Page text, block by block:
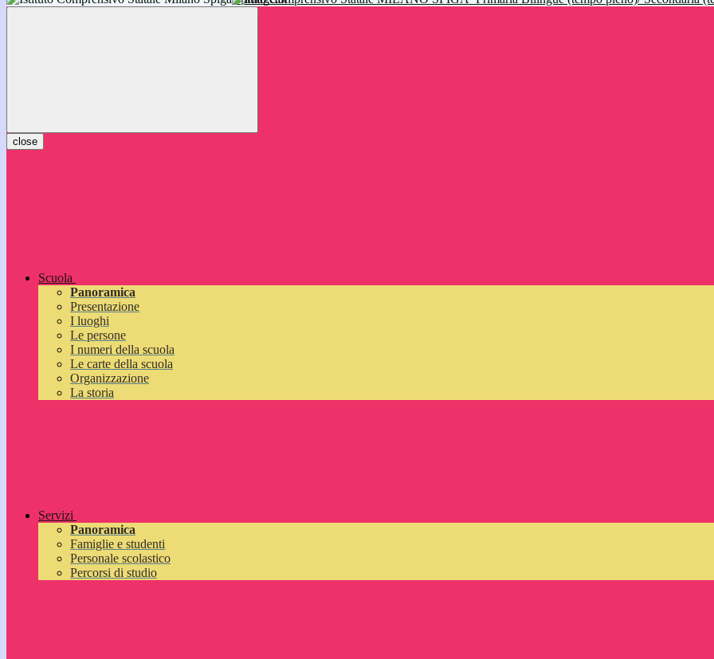
inizieranno il 14 settembre 2026: vi aspettiamo!
close
Scuola
Panoramica
Presentazione
I luoghi
Le persone
I numeri della scuola
Le carte della scuola
Organizzazione
La storia
Servizi
Panoramica
Famiglie e studenti
Personale scolastico
Percorsi di studio